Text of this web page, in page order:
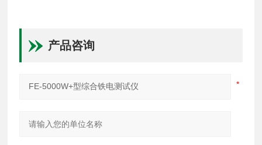
产品咨询